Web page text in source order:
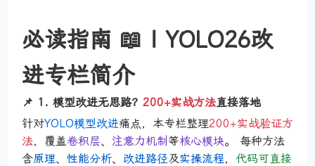
必读指南 📖 | YOLO26改
进专栏简介
📌 1. 模型改进无思路？ 200+实战方法直接落地
针对YOLO模型改进痛点，本专栏整理200+实战验证方
法，覆盖卷积层、 注意力机制 等核心模块。 每种方法
含原理、 性能分析、 改进路径及实操流程， 代码可直接